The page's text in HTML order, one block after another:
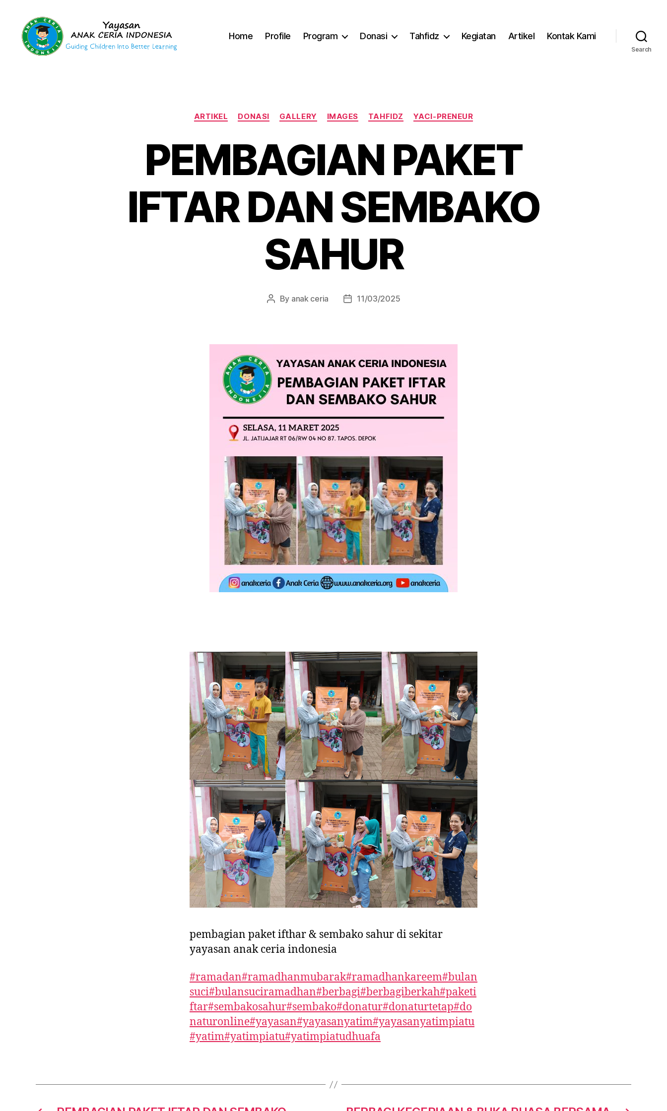
Home Profile Program Donasi Tahfidz Kegiatan Artikel Kontak Kami
Search
Categories
ARTIKEL DONASI GALLERY IMAGES TAHFIDZ YACI-PRENEUR
PEMBAGIAN PAKET
IFTAR DAN SEMBAKO
SAHUR
Post
By anak ceria
Post11/03/2025
pembagian paket ifthar & sembako sahur di sekitar
yayasan anak ceria indonesia
#ramadan#ramadhanmubarak#ramadhankareem#bulan
suci#bulansuciramadhan#berbagi#berbagiberkah#paketi
ftar#sembakosahur#sembako#donatur#donaturtetap#do
naturonline#yayasan#yayasanyatim#yayasanyatimpiatu
#yatim#yatimpiatu#yatimpiatudhuafa